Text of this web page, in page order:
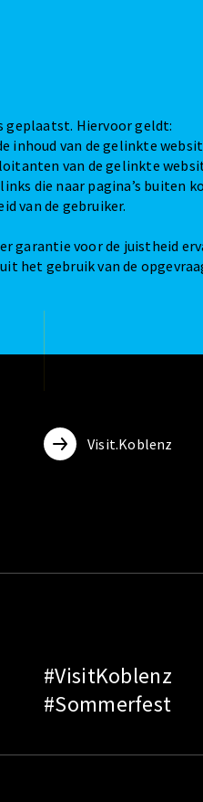
geplaatst. Hiervoor geldt:
inhoud van de gelinkte
van de gelinkte
die naar pagina’s buiten
van de gebruiker.
garantie voor de juistheid
het gebruik van de
Visit.Koblenz
#VisitKoblenz
#Sommerfest